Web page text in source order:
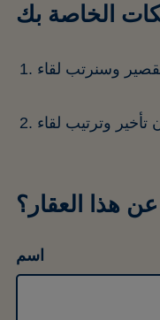
الخاصة بك
وسنرتب لقاء
هذا العقار؟
اسم